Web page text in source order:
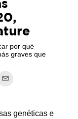
por qué
graves que
genéticas e